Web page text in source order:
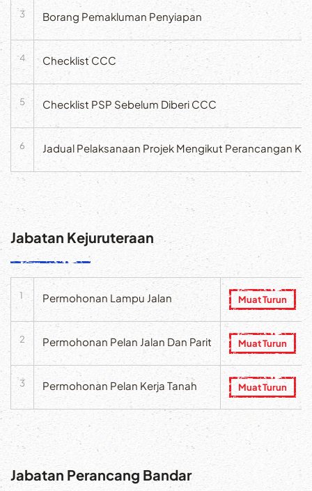
3 Borang Pemakluman Penyiapan
4 Checklist CCC
5 Checklist PSP Sebelum Diberi CCC
6 Jadual Pelaksanaan Projek Mengikut Perancangan
Jabatan Kejuruteraan
1 Permohonan Lampu Jalan Muat Turun
2 Permohonan Pelan Jalan Dan Parit Muat Turun
3 Permohonan Pelan Kerja Tanah Muat Turun
Jabatan Perancang Bandar